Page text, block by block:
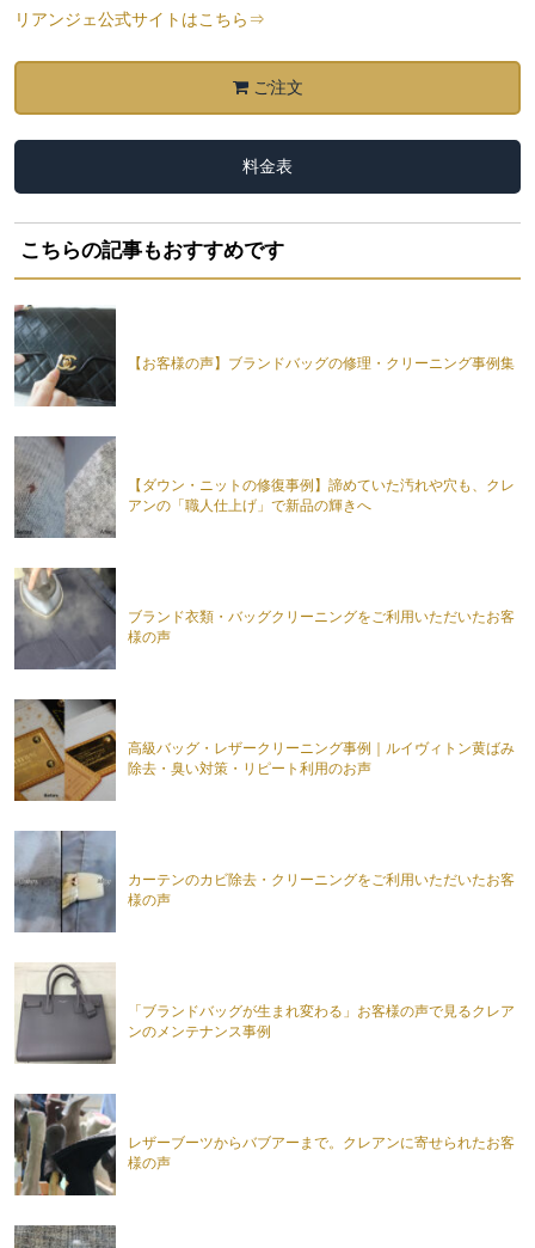
リアンジェ公式サイトはこちら⇒
ご注文
料金表
こちらの記事もおすすめです
【お客様の声】ブランドバッグの修理・クリーニング事例集
【ダウン・ニットの修復事例】諦めていた汚れや穴も、クレ
アンの「職人仕上げ」で新品の輝きへ
ブランド衣類・バッグクリーニングをご利用いただいたお客
様の声
高級バッグ・レザークリーニング事例｜ルイヴィトン黄ばみ
除去・臭い対策・リピート利用のお声
カーテンのカビ除去・クリーニングをご利用いただいたお客
様の声
「ブランドバッグが生まれ変わる」お客様の声で見るクレア
ンのメンテナンス事例
レザーブーツからバブアーまで。クレアンに寄せられたお客
様の声